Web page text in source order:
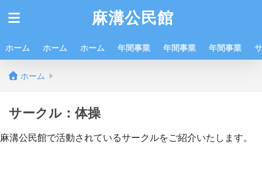
麻溝公民館
ホーム ホーム ホーム 年間事業 年間事業 年間事業
ホーム
サークル：体操
麻溝公民館で活動されているサークルをご紹介いたします。